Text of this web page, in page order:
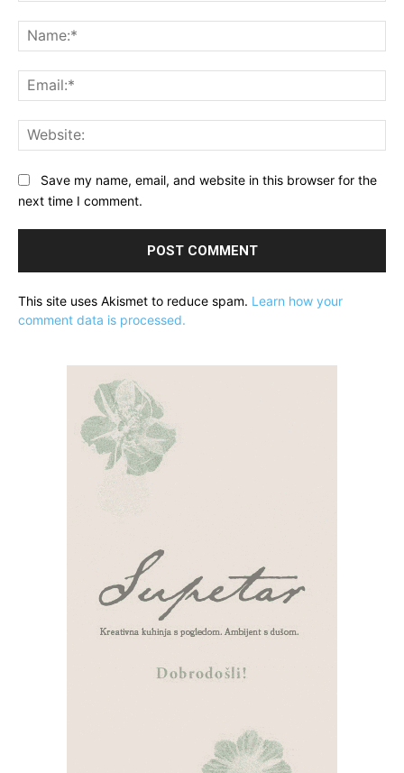
Save my name, email, and website in this browser for the
next time I comment.
This site uses Akismet to reduce spam. Learn how your
comment data is processed.